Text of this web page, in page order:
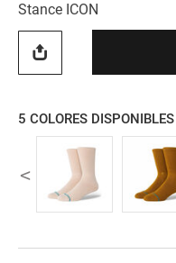
Stance ICON
5 COLORES DISPONIBLES